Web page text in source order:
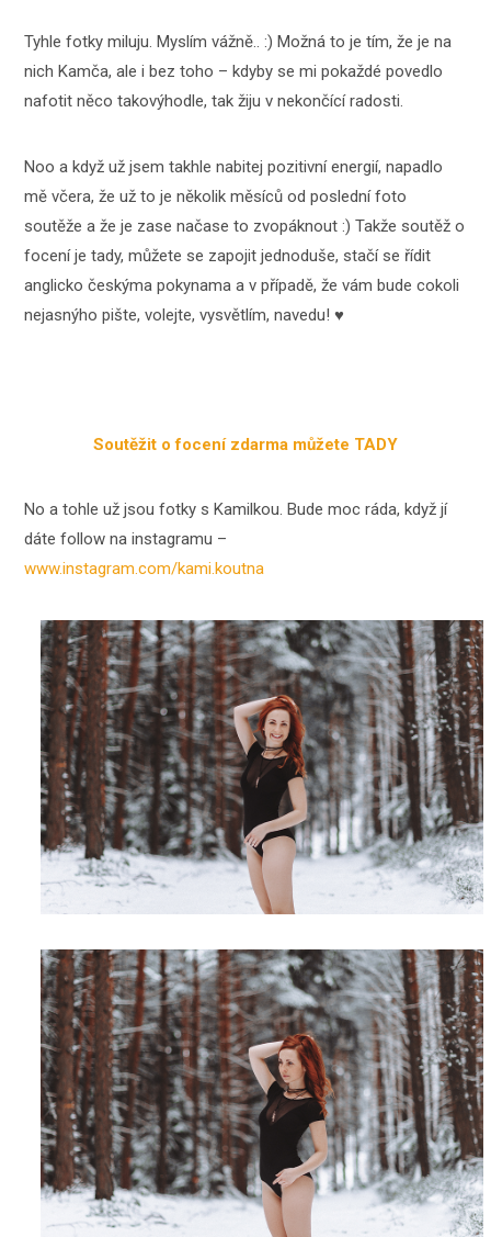
Tyhle fotky miluju. Myslím vážně.. :) Možná to je tím, že je na
nich Kamča, ale i bez toho – kdyby se mi pokaždé povedlo
nafotit něco takovýhodle, tak žiju v nekončící radosti.
Noo a když už jsem takhle nabitej pozitivní energií, napadlo
mě včera, že už to je několik měsíců od poslední foto
soutěže a že je zase načase to zvopáknout :) Takže soutěž o
focení je tady, můžete se zapojit jednoduše, stačí se řídit
anglicko českýma pokynama a v případě, že vám bude cokoli
nejasnýho pište, volejte, vysvětlím, navedu! ♥
Soutěžit o focení zdarma můžete TADY
No a tohle už jsou fotky s Kamilkou. Bude moc ráda, když jí
dáte follow na instagramu –
www.instagram.com/kami.koutna